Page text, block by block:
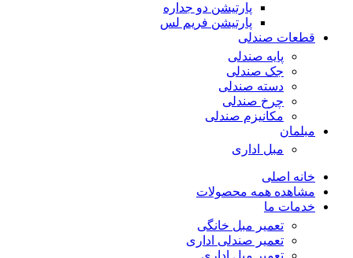
پارتیشن دو جداره
پارتیشن فریم لس
قطعات صندلی
پایه صندلی
جک صندلی
دسته صندلی
چرخ صندلی
مکانیزم صندلی
مبلمان
مبل اداری
خانه اصلی
مشاهده همه محصولات
خدمات ما
تعمیر مبل خانگی
تعمیر صندلی اداری
تعمیر مبل اداری